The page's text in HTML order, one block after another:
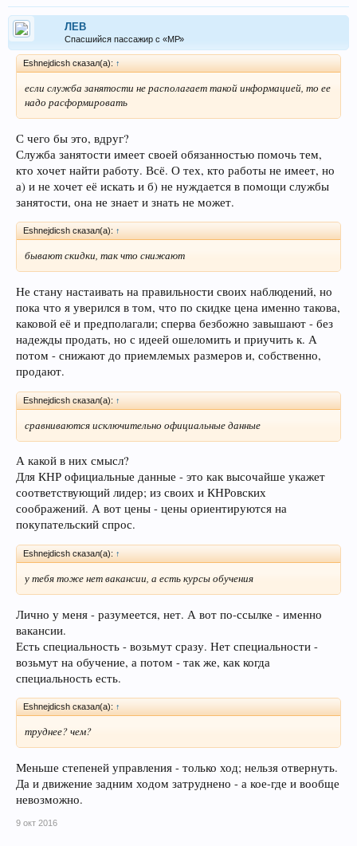
ЛEB
Спасшийся пассажир с «МР»
Eshnejdicsh сказал(а): ↑
если служба занятости не располагает такой информацией, то ее
надо расформировать
С чего бы это, вдруг?
Служба занятости имеет своей обязанностью помочь тем,
кто хочет найти работу. Всё. О тех, кто работы не имеет, но
а) и не хочет её искать и б) не нуждается в помощи службы
занятости, она не знает и знать не может.
Eshnejdicsh сказал(а): ↑
бывают скидки, так что снижают
Не стану настаивать на правильности своих наблюдений, но
пока что я уверился в том, что по скидке цена именно такова,
каковой её и предполагали; сперва безбожно завышают - без
надежды продать, но с идеей ошеломить и приучить к. А
потом - снижают до приемлемых размеров и, собственно,
продают.
Eshnejdicsh сказал(а): ↑
сравниваются исключительно официальные данные
А какой в них смысл?
Для КНР официальные данные - это как высочайше укажет
соответствующий лидер; из своих и КНРовских
соображений. А вот цены - цены ориентируются на
покупательский спрос.
Eshnejdicsh сказал(а): ↑
у тебя тоже нет вакансии, а есть курсы обучения
Лично у меня - разумеется, нет. А вот по-ссылке - именно
вакансии.
Есть специальность - возьмут сразу. Нет специальности -
возьмут на обучение, а потом - так же, как когда
специальность есть.
Eshnejdicsh сказал(а): ↑
труднее? чем?
Меньше степеней управления - только ход; нельзя отвернуть.
Да и движение задним ходом затруднено - а кое-где и вообще
невозможно.
9 окт 2016